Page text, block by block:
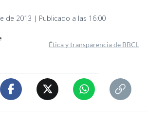
de 2013 | Publicado a las 16:00
Ética y transparencia de BBCL